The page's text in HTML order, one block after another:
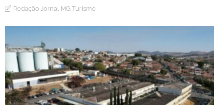
Redação Jornal MG Turismo